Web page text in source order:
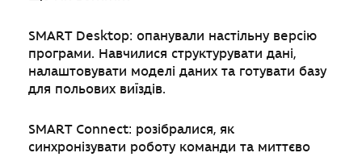
SMART Desktop: опанували настільну версію
програми. Навчилися структурувати дані,
налаштовувати моделі даних та готувати базу
для польових виїздів.
SMART Connect: розібралися, як
синхронізувати роботу команди та миттєво